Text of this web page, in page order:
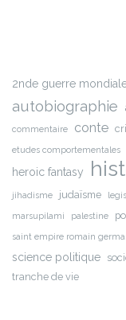
2nde guerre
autobiographie
commentaire conte
etudes comportementales
heroic fantasy
jihadisme judaïsme
marsupilami palestine
saint empire romain
science politique
tranche de vie